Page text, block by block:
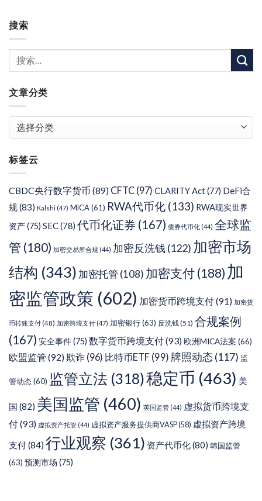
搜索
文章分类
章
类
标签云
CBDC央行数字货币 (89) CFTC (97) CLARITY Act(77) DeFi合
规(83) Kalshi (47) MiCA(61) RWA代币化 (133) RWA现实世界
资产(75) SEC(78) 代币化证券 (167) 债券代币化 (44) 全球监
管 (180) 加密交易所合规 (44) 加密反洗钱(122) 加密市场
结构 (343) 加密托管 (108) 加密支付 (188) 加
密监管政策 (602) 加密货币跨境支付(91) 加密货
币转账支付 (48) 加密跨境支付 (47) 加密银行(63) 反洗钱(51) 合规案例
(167) 安全事件(75) 数字货币跨境支付(93)欧洲MICA法案 (66)
欧盟监管 (92)欺诈 (96) 比特币ETF (99) 牌照动态 (117) 监
管动态(60) 监管立法 (318)稳定币 (463) 美
国 (82) 美国监管 (460) 英国监管 (44) 虚拟货币跨境支
付(93) 虚拟资产托管 (44) 虚拟资产服务提供商VASP(58) 虚拟资产跨境
支付(84) 行业观察 (361) 资产代币化(80) 韩国监管
(63) 预测市场 (75)